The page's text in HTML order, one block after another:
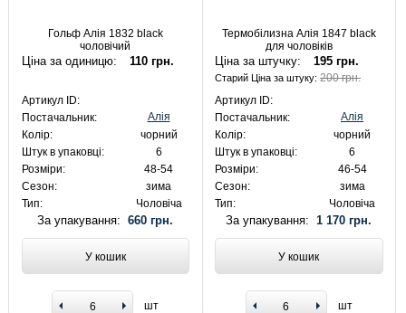
Гольф Алія 1832 black
чоловічий
Ціна за одиницю: 110 грн.
Артикул ID:
Постачальник:
Алія
Колір:
чорний
Штук в упаковці:
6
Розміри:
48-54
Сезон:
зима
Тип:
Чоловіча
За упакування:660 грн.
У кошик
шт
Термобілизна Алія 1847 black
для чоловіків
Ціна за штучку: 195 грн.
Старий Ціна за штуку:200 грн.
Артикул ID:
Постачальник:
Алія
Колір:
чорний
Штук в упаковці:
6
Розміри:
46-54
Сезон:
зима
Тип:
Чоловіча
За упакування:1 170 грн.
У кошик
шт